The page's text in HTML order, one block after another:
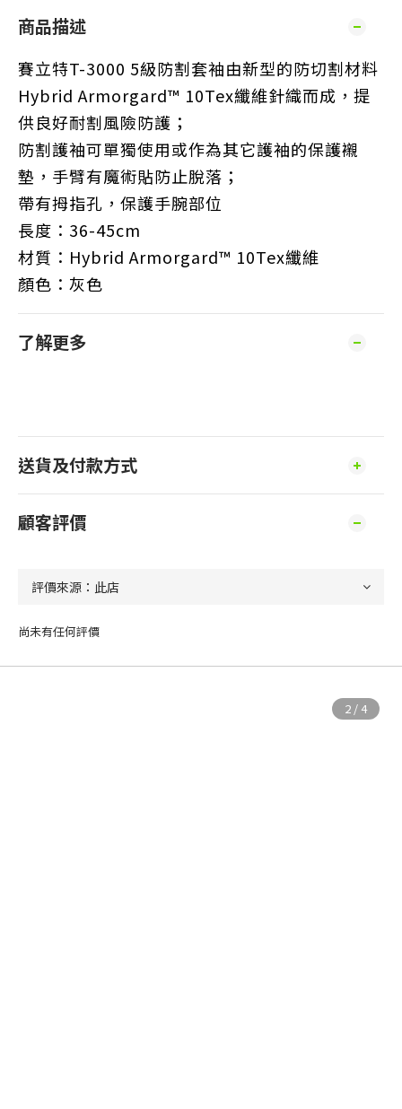
商品描述
賽立特T-3000 5級防割套袖由新型的防切割材料
Hybrid Armorgard™ 10Tex纖維針織而成，提
供良好耐割風險防護；
防割護袖可單獨使用或作為其它護袖的保護襯
墊，手臂有魔術貼防止脫落；
帶有拇指孔，保護手腕部位
長度：36-45cm
材質：Hybrid Armorgard™ 10Tex纖維
顏色：灰色
了解更多
送貨及付款方式
顧客評價
尚未有任何評價